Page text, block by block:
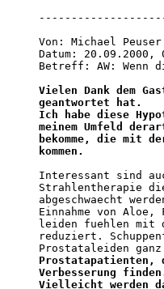
Von: Michael Peuser
Datum: 20.09.2000,
Betreff: AW: Wenn
Vielen Dank dem
geantwortet hat.
Ich habe diese
meinem Umfeld
bekomme, die mit
kommen.
Interessant sind
Strahlentherapie
abgeschwaecht
Einnahme von
leiden fuehlen mit
reduziert.
Prostataleiden
Prostatapatienten,
Verbesserung
Vielleicht werden